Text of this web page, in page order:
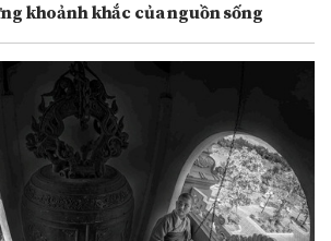
khoảnh khắc của nguồn sống